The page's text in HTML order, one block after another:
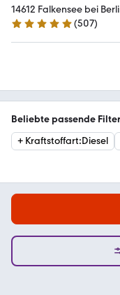
14612 Falkensee bei
5 Sterne
(507)
Beliebte passende Filter
+ Kraftstoffart:Diesel